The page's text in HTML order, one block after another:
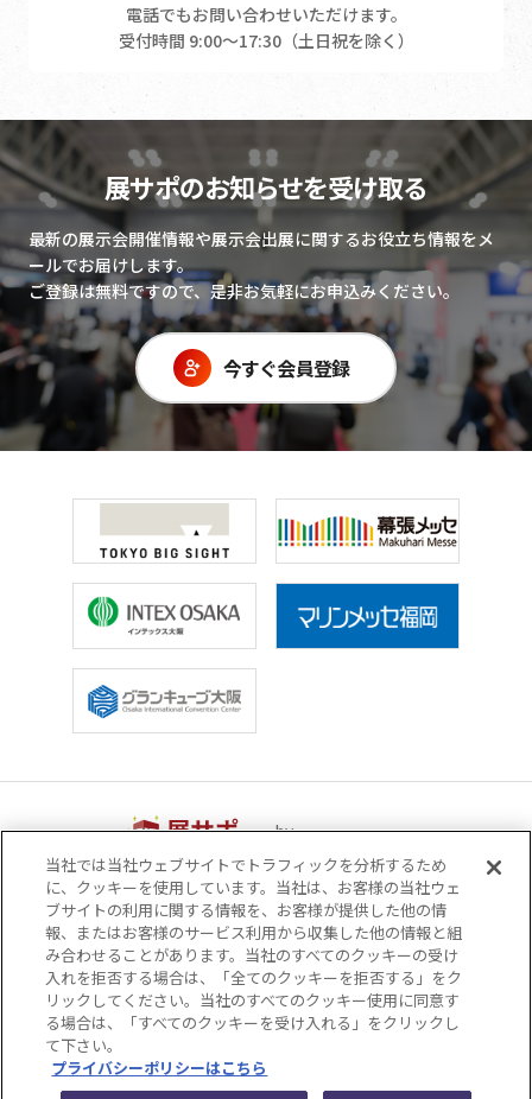
電話でもお問い合わせいただけます。
受付時間 9:00～17:30（土日祝を除く）
展サポのお知らせを受け取る
最新の展示会開催情報や展示会出展に関するお役立ち情報をメ
ールでお届けします。
ご登録は無料ですので、是非お気軽にお申込みください。
今すぐ会員登録
by
運営会社
サイトマップ
プライバシーポリシー
サイトポリシー
ソーシャルメディアポリシー
関西ビジネスインフォメーション株式会社（KBI）
当社では当社ウェブサイトでトラフィックを分析するため
に、クッキーを使用しています。当社は、お客様の当社ウェ
ブサイトの利用に関する情報を、お客様が提供した他の情
報、またはお客様のサービス利用から収集した他の情報と組
み合わせることがあります。当社のすべてのクッキーの受け
入れを拒否する場合は、「全てのクッキーを拒否する」をク
リックしてください。当社のすべてのクッキー使用に同意す
る場合は、「すべてのクッキーを受け入れる」をクリックし
て下さい。
プライバシーポリシーはこちら